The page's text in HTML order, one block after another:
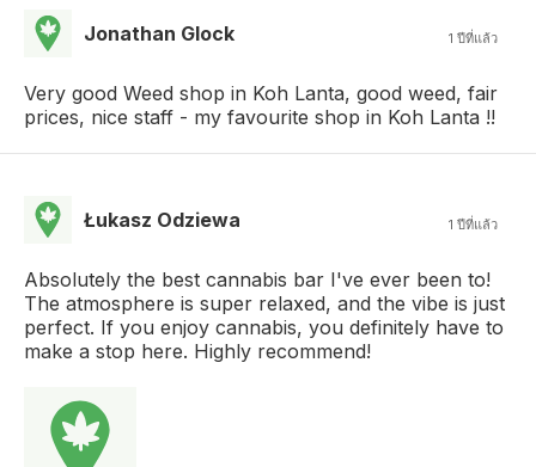
Jonathan Glock 1 ปีที่แล้ว
Very good Weed shop in Koh Lanta, good weed, fair
prices, nice staff - my favourite shop in Koh Lanta !!
Łukasz Odziewa 1 ปีที่แล้ว
Absolutely the best cannabis bar I've ever been to!
The atmosphere is super relaxed, and the vibe is just
perfect. If you enjoy cannabis, you definitely have to
make a stop here. Highly recommend!